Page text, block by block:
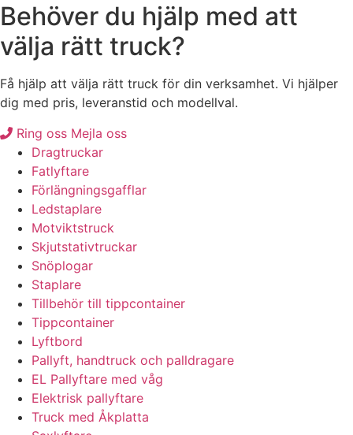
Behöver du hjälp med att
välja rätt truck?
Få hjälp att välja rätt truck för din verksamhet. Vi hjälper
dig med pris, leveranstid och modellval.
Ring oss Mejla oss
Dragtruckar
Fatlyftare
Förlängningsgafflar
Ledstaplare
Motviktstruck
Skjutstativtruckar
Snöplogar
Staplare
Tillbehör till tippcontainer
Tippcontainer
Lyftbord
Pallyft, handtruck och palldragare
EL Pallyftare med våg
Elektrisk pallyftare
Truck med Åkplatta